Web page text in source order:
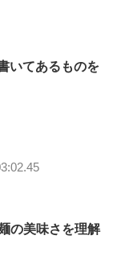
いてあるものを
の美味さを理解